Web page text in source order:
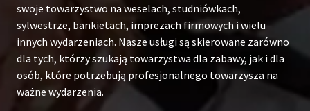
swoje towarzystwo na weselach, studniówkach,
sylwestrze, bankietach, imprezach firmowych i wielu
innych wydarzeniach. Nasze usługi są skierowane zarówno
dla tych, którzy szukają towarzystwa dla zabawy, jak i dla
osób, które potrzebują profesjonalnego towarzysza na
ważne wydarzenia.